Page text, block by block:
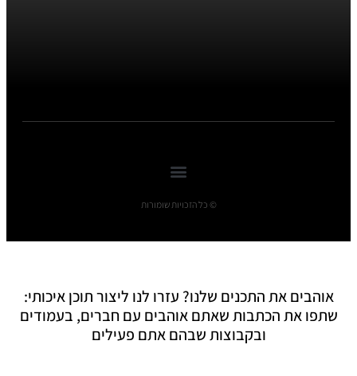
© כל הזכויות שומורות
אוהבים את התכנים שלנו? עזרו לנו ליצור תוכן איכותי:
שתפו את הכתבות שאתם אוהבים עם חברים, בעמודים
ובקבוצות שבהם אתם פעילים